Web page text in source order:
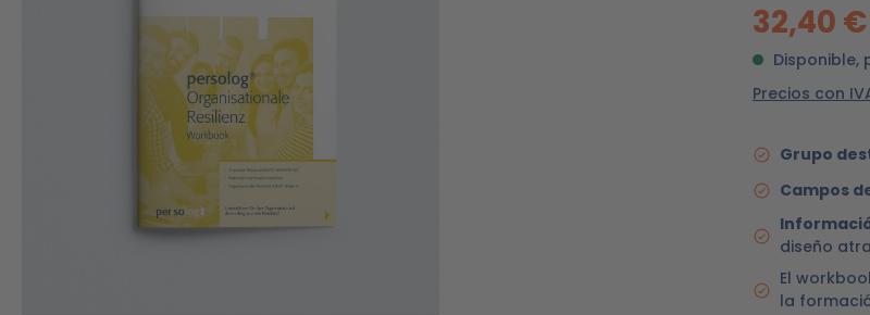
32,40
Disponible,
Precios con
Grupo
Campos
diseño
El
la